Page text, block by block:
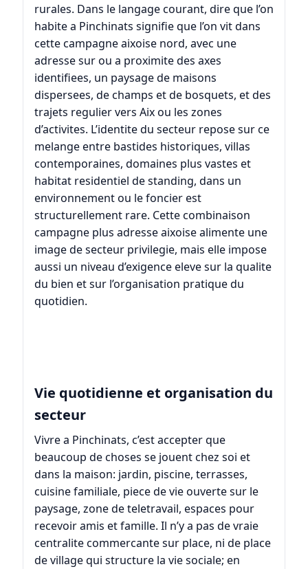
rurales. Dans le langage courant, dire que l’on
habite a Pinchinats signifie que l’on vit dans
cette campagne aixoise nord, avec une
adresse sur ou a proximite des axes
identifiees, un paysage de maisons
dispersees, de champs et de bosquets, et des
trajets regulier vers Aix ou les zones
d’activites. L’identite du secteur repose sur ce
melange entre bastides historiques, villas
contemporaines, domaines plus vastes et
habitat residentiel de standing, dans un
environnement ou le foncier est
structurellement rare. Cette combinaison
campagne plus adresse aixoise alimente une
image de secteur privilegie, mais elle impose
aussi un niveau d’exigence eleve sur la qualite
du bien et sur l’organisation pratique du
quotidien.
Vie quotidienne et organisation du
secteur
Vivre a Pinchinats, c’est accepter que
beaucoup de choses se jouent chez soi et
dans la maison: jardin, piscine, terrasses,
cuisine familiale, piece de vie ouverte sur le
paysage, zone de teletravail, espaces pour
recevoir amis et famille. Il n’y a pas de vraie
centralite commercante sur place, ni de place
de village qui structure la vie sociale; en